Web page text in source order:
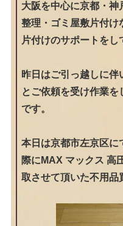
大阪を中心に京都・神
整理・ゴミ屋敷片付け
片付けのサポートをし
昨日はご引っ越しに
とご依頼を受け作業
です。
本日は京都市左京区に
際にMAX マックス 高
取させて頂いた不用品